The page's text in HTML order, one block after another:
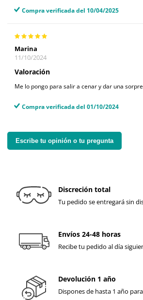
Compra verificada del 10/04/2025
Marina
11/10/2024
Valoración
Me lo pongo para salir a cenar y dar una
Compra verificada del 01/10/2024
Escribe tu opinión o tu pregunta
Discreción total
Tu pedido se entregará sin
Envíos 24-48 horas
Recibe tu pedido al día
Devolución 1 año
Dispones de hasta 1 año